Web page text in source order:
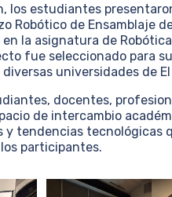
los estudiantes
Robótico de Ensamblaje
la asignatura de
fue seleccionado para
universidades de
docentes,
de intercambio
y tendencias
participantes.